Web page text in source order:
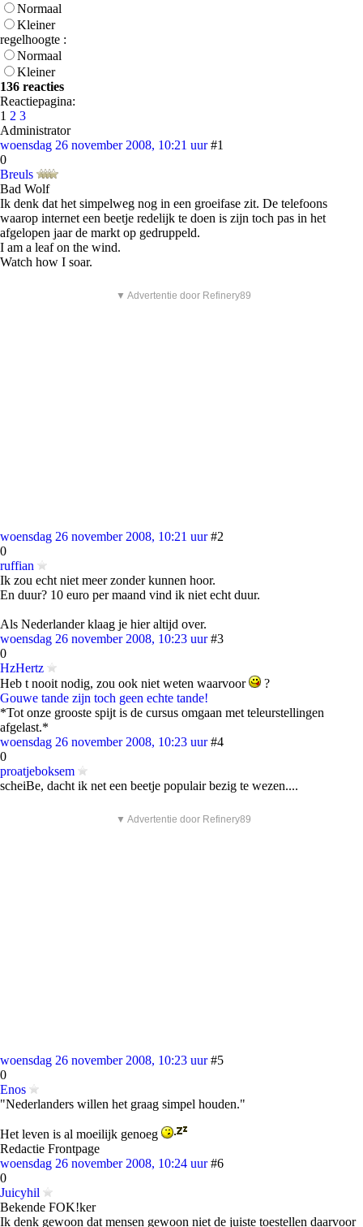
Normaal
Kleiner
regelhoogte :
Normaal
Kleiner
136 reacties
Reactiepagina:
1 2 3
Administrator
woensdag 26 november 2008, 10:21 uur #1
0
Breuls
Bad Wolf
Ik denk dat het simpelweg nog in een groeifase zit. De telefoons
waarop internet een beetje redelijk te doen is zijn toch pas in het
afgelopen jaar de markt op gedruppeld.
I am a leaf on the wind.
Watch how I soar.
▼ Advertentie door Refinery89
woensdag 26 november 2008, 10:21 uur #2
0
ruffian
Ik zou echt niet meer zonder kunnen hoor.
En duur? 10 euro per maand vind ik niet echt duur.
Als Nederlander klaag je hier altijd over.
woensdag 26 november 2008, 10:23 uur #3
0
HzHertz
Heb t nooit nodig, zou ook niet weten waarvoor
?
Gouwe tande zijn toch geen echte tande!
*Tot onze grooste spijt is de cursus omgaan met teleurstellingen
afgelast.*
woensdag 26 november 2008, 10:23 uur #4
0
proatjeboksem
scheiBe, dacht ik net een beetje populair bezig te wezen....
▼ Advertentie door Refinery89
woensdag 26 november 2008, 10:23 uur #5
0
Enos
"Nederlanders willen het graag simpel houden."
Het leven is al moeilijk genoeg
Redactie Frontpage
woensdag 26 november 2008, 10:24 uur #6
0
Juicyhil
Bekende FOK!ker
Ik denk gewoon dat mensen gewoon niet de juiste toestellen daarvoor